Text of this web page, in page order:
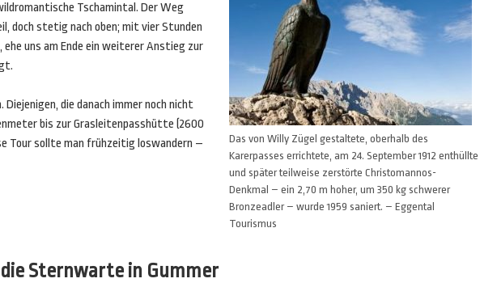
Das von Willy Zügel gestaltete, oberhalb des
Karerpasses errichtete, am 24. September 1912 enthüllte
und später teilweise zerstörte Christomannos-
Denkmal – ein 2,70 m hoher, um 350 kg schwerer
Bronzeadler – wurde 1959 saniert. – Eggental
Tourismus
Tschamintal. Der Weg
doch stetig nach oben; mit vier Stunden
uns am Ende ein weiterer Anstieg zur
die danach immer noch nicht
bis zur Grasleitenpasshütte (2600
Tour sollte man frühzeitig loswandern –
Sternwarte in Gummer